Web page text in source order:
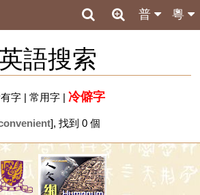
粵
普
語搜索
字| 常用字| 冷僻字
], 找到 0 個